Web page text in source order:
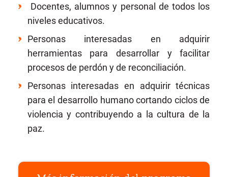
Docentes, alumnos y personal de todos los
niveles educativos.
Personas interesadas en adquirir
herramientas para desarrollar y facilitar
procesos de perdón y de reconciliación.
Personas interesadas en adquirir técnicas
para el desarrollo humano cortando ciclos de
violencia y contribuyendo a la cultura de la
paz.